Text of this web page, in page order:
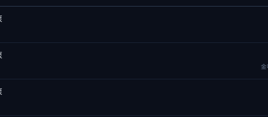
金